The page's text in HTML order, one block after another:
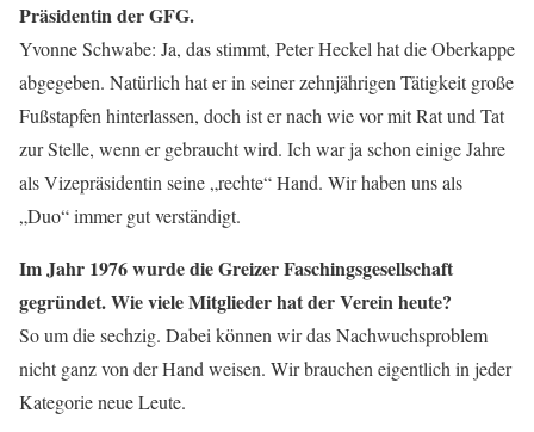
Präsidentin der GFG.
Yvonne Schwabe: Ja, das stimmt, Peter Heckel hat die Oberkappe
abgegeben. Natürlich hat er in seiner zehnjährigen Tätigkeit große
Fußstapfen hinterlassen, doch ist er nach wie vor mit Rat und Tat
zur Stelle, wenn er gebraucht wird. Ich war ja schon einige Jahre
als Vizepräsidentin seine „rechte“ Hand. Wir haben uns als
„Duo“ immer gut verständigt.
Im Jahr 1976 wurde die Greizer Faschingsgesellschaft
gegründet. Wie viele Mitglieder hat der Verein heute?
So um die sechzig. Dabei können wir das Nachwuchsproblem
nicht ganz von der Hand weisen. Wir brauchen eigentlich in jeder
Kategorie neue Leute.